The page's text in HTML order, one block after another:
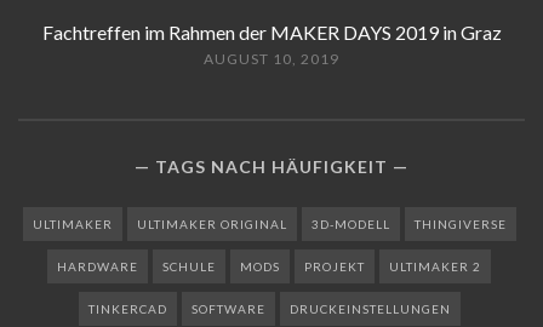
Fachtreffen im Rahmen der MAKER DAYS 2019 in Graz
AUGUST 10, 2019
TAGS NACH HÄUFIGKEIT
ULTIMAKER ULTIMAKER ORIGINAL 3D-MODELL THINGIVERSE
HARDWARE SCHULE MODS PROJEKT ULTIMAKER 2
TINKERCAD SOFTWARE DRUCKEINSTELLUNGEN